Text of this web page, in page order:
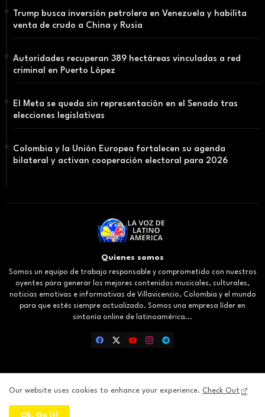
Trump busca inversión petrolera en Venezuela y habilita
venta de crudo a China y Rusia
Autoridades recuperan 389 hectáreas vinculadas a red
criminal en Puerto López
El Meta se queda sin representación en el Senado tras
elecciones legislativas
Colombia y la Unión Europea fortalecen su agenda
bilateral y activan cooperación electoral para 2026
Quienes somos
Somos un equipo de trabajo responsable y comprometido con nuestros
oyentes para generar los mejores contenidos musicales, culturales,
noticias emotivas e informativas de Villavicencio, Colombia y el mundo
para que estés siempre actualizado. Somos una empresa líder en
sintonía online de latinoamérica...
Inicio About Contact us Privacy Policy
Our website uses cookies to enhance your experience. Check Out